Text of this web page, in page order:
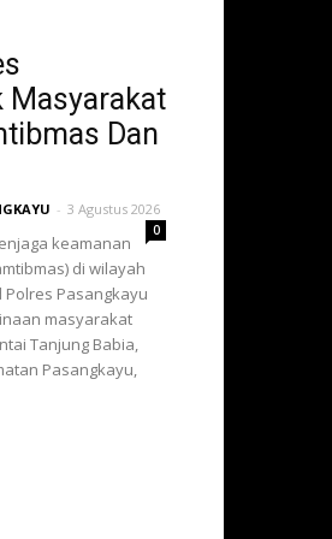
Masyarakat
Dan
- 3 Agustus 2026
0
keamanan
di wilayah
Pasangkayu
masyarakat
Tanjung Babia,
Pasangkayu,